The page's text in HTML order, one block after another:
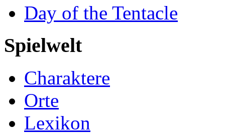
Day of the Tentacle
Spielwelt
Charaktere
Orte
Lexikon